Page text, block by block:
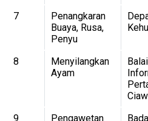
7
Penangkaran
Buaya, Rusa,
Penyu
8
Menyilangkan
Ayam
Balai
9
Pengawetan